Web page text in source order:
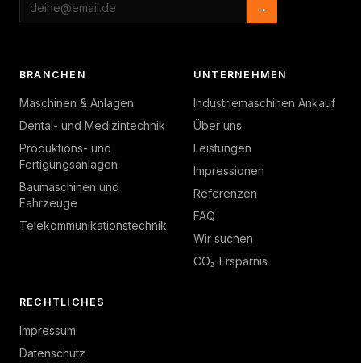
→
BRANCHEN
Maschinen & Anlagen
Dental- und Medizintechnik
Produktions- und
Fertigungsanlagen
Baumaschinen und
Fahrzeuge
Telekommunikationstechnik
UNTERNEHMEN
Industriemaschinen Ankauf
Über uns
Leistungen
Impressionen
Referenzen
FAQ
Wir suchen
CO₂-Ersparnis
RECHTLICHES
Impressum
Datenschutz